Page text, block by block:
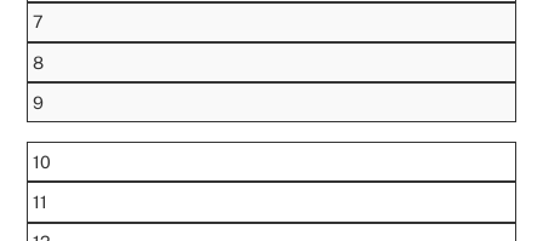
7
8
9
10
11